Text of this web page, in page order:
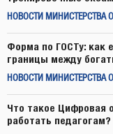
НОВОСТИ МИНИСТЕРСТВА
Форма по ГОСТу: как
границы между
НОВОСТИ МИНИСТЕРСТВА
Что такое Цифровая
работать педагогам?